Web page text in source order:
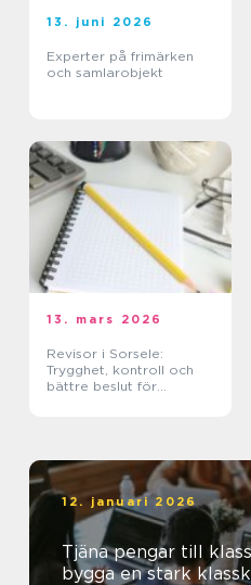
13. juni 2026
Experter på frimärken
och samlarobjekt
13. mars 2026
Revisor i Sorsele:
Trygghet, kontroll och
bättre beslut för
12. januari 2026
Tjäna pengar till
bygga en stark